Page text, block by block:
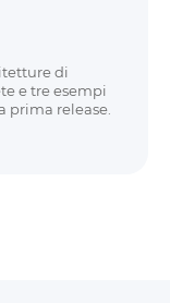
di
e tre esempi
prima release.